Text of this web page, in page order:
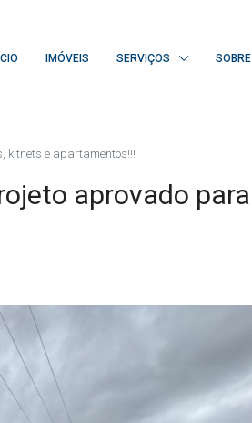
IMÓVEIS SERVIÇOS SOBRE
kitnets e apartamentos!!!
aprovado para